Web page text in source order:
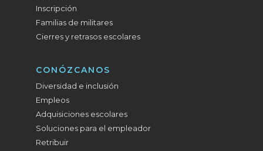
Inscripción
Familias de militares
Cierres y retrasos escolares
CONÓZCANOS
Diversidad e inclusión
Empleos
Adquisiciones escolares
Soluciones para el empleador
Retribuir